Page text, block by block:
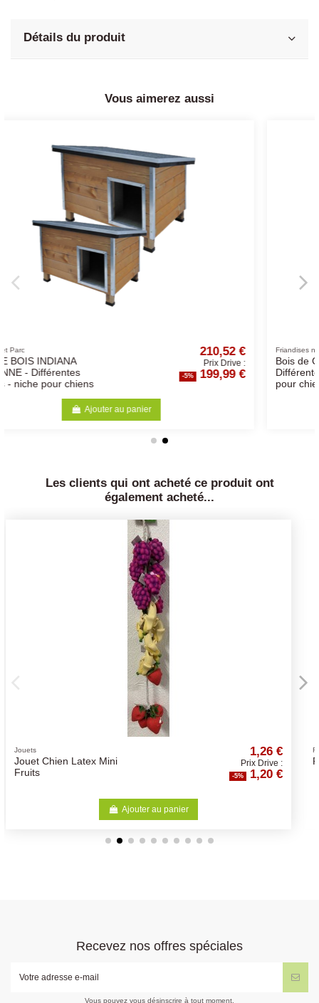
Détails du produit
Vous aimerez aussi
€
:
€
Bois de Cerf Entier -
Différentes Tailles - friandise
pour chiens
6,84
Prix Drive
-5% 6,50
Les clients qui ont acheté ce produit ont
également acheté...
1,26 €
Drive :
1,20 €
Filet Poulet - Agneau 100Gr Prix
Recevez nos offres spéciales
Vous pouvez vous désinscrire à tout moment.